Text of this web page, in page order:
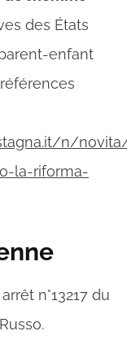
des États
enfant
n/
la-riforma-
arrêt n°13217 du